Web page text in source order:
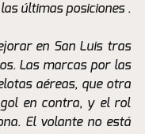
en San Luis tras
Las marcas por las
aéreas, que otra
gol en contra, y el rol
El volante no está